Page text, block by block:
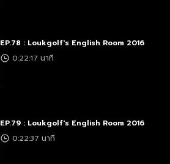
EP.78 : Loukgolf's English Room 2016
0:22:17 นาที
EP.79 : Loukgolf's English Room 2016
0:22:37 นาที